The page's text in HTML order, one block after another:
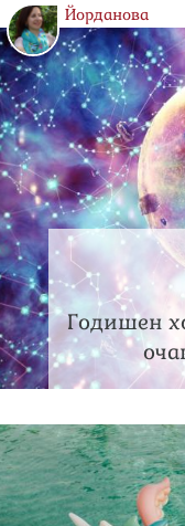
Йорданова
Годишен